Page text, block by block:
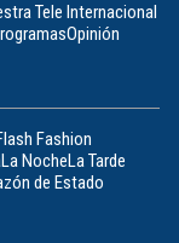
Tele Internacional
Opinión
Fashion
La NocheLa Tarde
de Estado